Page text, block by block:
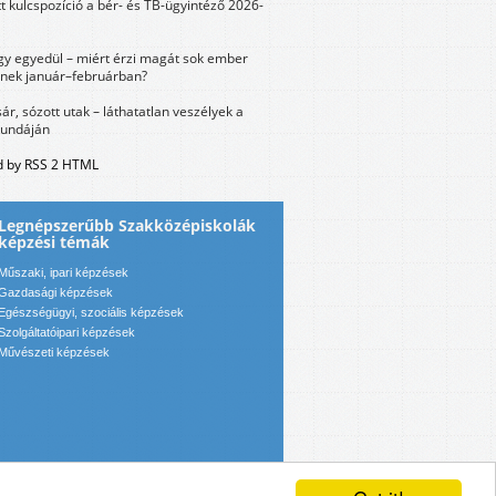
kulcspozíció a bér- és TB-ügyintéző 2026-
egyedül – miért érzi magát sok ember
január–februárban?
sózott utak – láthatatlan veszélyek a
by RSS 2 HTML
Szakközépiskolák
témák
ipari képzések
képzések
szociális képzések
képzések
képzések